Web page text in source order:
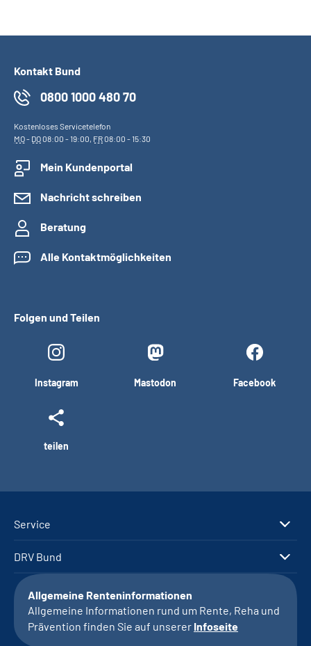
Kontakt Bund
0800 1000 480 70
Kostenloses Servicetelefon
MO- DO08:00 - 19:00, FR08:00 - 15:30
Mein Kundenportal
Nachricht schreiben
Beratung
Alle Kontaktmöglichkeiten
Folgen und Teilen
Instagram Mastodon Facebook
teilen
Service
DRV Bund
Allgemeine Renteninformationen
Allgemeine Informationen rund um Rente, Reha und
Prävention finden Sie auf unserer Infoseite